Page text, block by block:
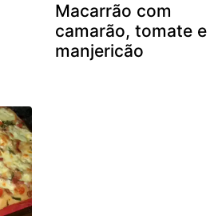
Macarrão com
camarão, tomate e
manjericão